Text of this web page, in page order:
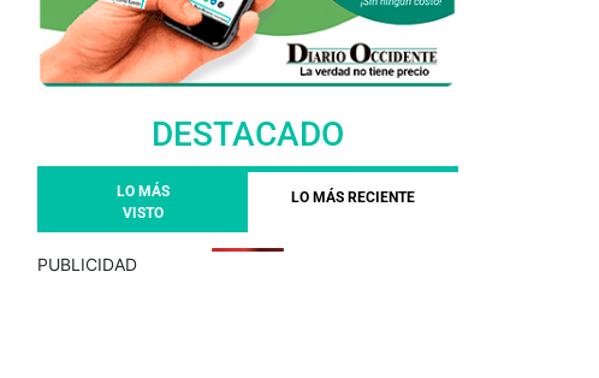
DESTACADO
LO MÁS
VISTO
LO MÁS RECIENTE
PUBLICIDAD